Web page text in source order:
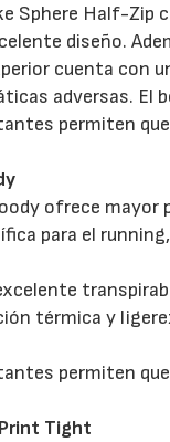
Sphere Half-
diseño.
cuenta con
adversas. El
permiten
ofrece
para el
térmica y
permiten
Tight